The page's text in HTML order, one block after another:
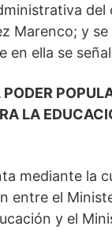
del
Marenco; y
en ella se
LA
mediante la
entre el
y el